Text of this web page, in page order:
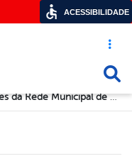
Acesso
Mais de 600 professores da Rede Municipal de Garanhuns participam de Formação Continuada
ACESSIBILIDADE